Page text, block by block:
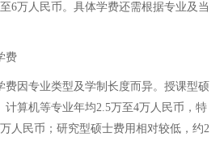
6万人民币。具体学费还需根据专业及当
费
费因专业类型及学制长度而异。授课型硕
算机等专业年均2.5万至4万人民币，特
人民币；研究型硕士费用相对较低，约2